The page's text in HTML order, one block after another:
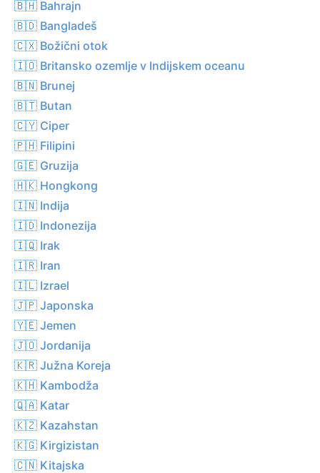
🇧🇭 Bahrajn
🇧🇩 Bangladeš
🇨🇽 Božični otok
🇮🇴 Britansko ozemlje v Indijskem oceanu
🇧🇳 Brunej
🇧🇹 Butan
🇨🇾 Ciper
🇵🇭 Filipini
🇬🇪 Gruzija
🇭🇰 Hongkong
🇮🇳 Indija
🇮🇩 Indonezija
🇮🇶 Irak
🇮🇷 Iran
🇮🇱 Izrael
🇯🇵 Japonska
🇾🇪 Jemen
🇯🇴 Jordanija
🇰🇷 Južna Koreja
🇰🇭 Kambodža
🇶🇦 Katar
🇰🇿 Kazahstan
🇰🇬 Kirgizistan
🇨🇳 Kitajska